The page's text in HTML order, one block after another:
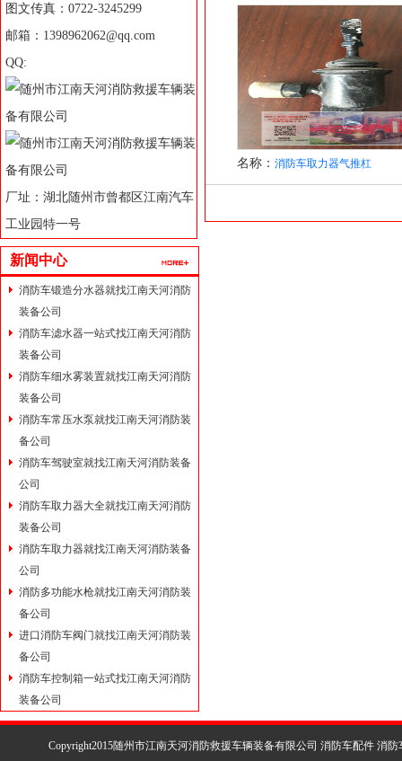
图文传真：0722-3245299
邮箱：1398962062@qq.com
QQ:
厂址：湖北随州市曾都区江南汽车
工业园特一号
新闻中心
消防车锻造分水器就找江南天河消防
装备公司
消防车滤水器一站式找江南天河消防
装备公司
消防车细水雾装置就找江南天河消防
装备公司
消防车常压水泵就找江南天河消防装
备公司
消防车驾驶室就找江南天河消防装备
公司
消防车取力器大全就找江南天河消防
装备公司
消防车取力器就找江南天河消防装备
公司
消防多功能水枪就找江南天河消防装
备公司
进口消防车阀门就找江南天河消防装
备公司
消防车控制箱一站式找江南天河消防
装备公司
名称： 消防车取力器气推杠
Copyright2015随州市江南天河消防救援车辆装备有限公司 消防车配件 消